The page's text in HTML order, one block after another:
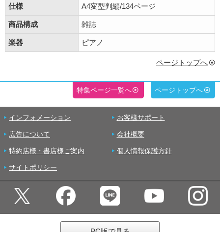
仕様 A4変型判縦/134ページ
商品構成 雑誌
楽器 ピアノ
ページトップへ
特集ページ一覧へ ページトップへ
インフォメーション お客様サポート
広告について 会社概要
特約店様・書店様ご案内 個人情報保護方針
サイトポリシー